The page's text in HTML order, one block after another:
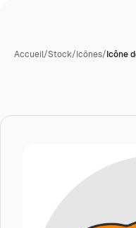
Accueil/Stock/Icônes/Icône